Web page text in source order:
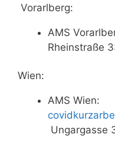
Vorarlberg:
AMS
Rheinstraße
Wien:
AMS Wien:
Ungargasse